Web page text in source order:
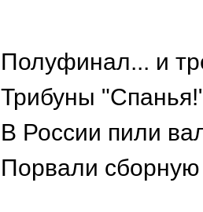
Полуфинал... и
Трибуны
В России пили
Порвали